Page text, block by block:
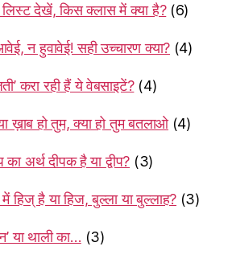
देखें, किस क्लास में क्या है? (6)
न हुवावेई! सही उच्चारण क्या? (4)
करा रही हैं ये वेबसाइटें? (4)
ख़ाब हो तुम, क्या हो तुम बतलाओ (4)
का अर्थ दीपक है या द्वीप? (3)
हिज् है या हिज, बुल्ला या बुल्लाह? (3)
या थाली का… (3)